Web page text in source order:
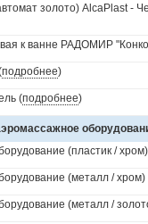
золото) AlcaPlast -
к ванне РАДОМИР
подробнее)
(подробнее)
(пластик /
(металл / хром)
(металл /